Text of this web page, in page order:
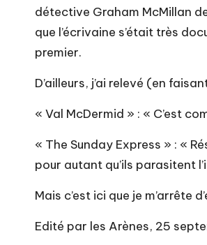
détective Graham McMillan
que l’écrivaine s’était très
premier.
D’ailleurs, j’ai relevé (en
« Val McDermid » : « C’est
« The Sunday Express » : «
pour autant qu’ils parasitent
Mais c’est ici que je m’arrête
Edité par les Arènes, 25